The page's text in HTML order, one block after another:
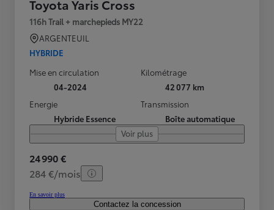
Toyota Yaris Cross
116h Trail + marchepieds MY22
ARGENTEUIL
HYBRIDE
Mise en circulation
04-2024
Kilométrage
42 077 km
Energie
Hybride Essence
Transmission
Boîte automatique
Voir plus
24 990 €
284 €/mois
En savoir plus
Contactez la concession